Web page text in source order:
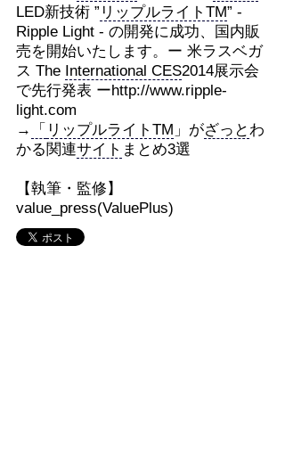
LED新技術 ” リップルライトTM” -
Ripple Light - の開発に成功、国内販
売を開始いたします。ー 米ラスベガ
ス The International CES2014展示会
で先行発表 ーhttp://www.ripple-
light.com
→
「 リップルライトTM 」がざっと わ
かる関連サイト まとめ3選
【執筆・監修】
value_press(ValuePlus)